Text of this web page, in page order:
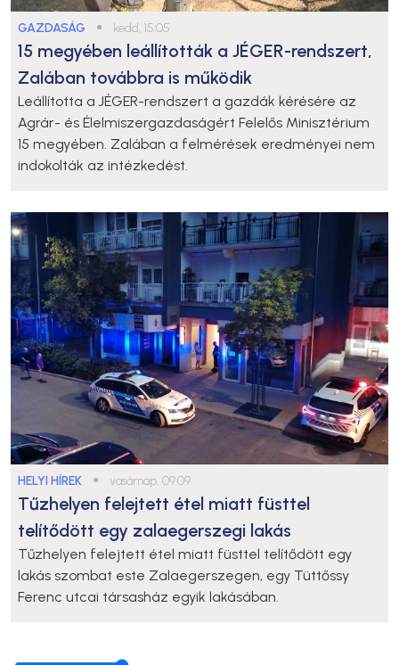
GAZDASÁG ● kedd, 15:05
15 megyében leállították a JÉGER-rendszert,
Zalában továbbra is működik
Leállította a JÉGER-rendszert a gazdák kérésére az
Agrár- és Élelmiszergazdaságért Felelős Minisztérium
15 megyében. Zalában a felmérések eredményei nem
indokolták az intézkedést.
HELYI HÍREK ● vasárnap, 09:09
Tűzhelyen felejtett étel miatt füsttel
telítődött egy zalaegerszegi lakás
Tűzhelyen felejtett étel miatt füsttel telítődött egy
lakás szombat este Zalaegerszegen, egy Tüttőssy
Ferenc utcai társasház egyik lakásában.